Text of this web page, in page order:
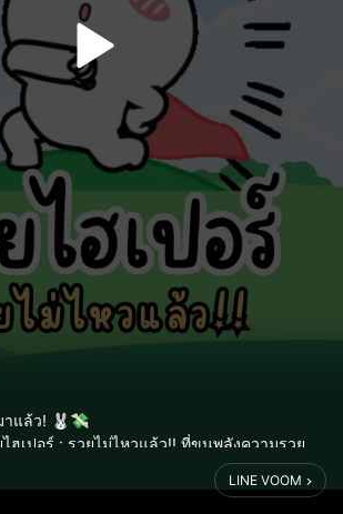
าแล้ว! 🐰💸
ฮเปอร์ : รวยไม่ไหวแล้ว!! ที่ขนพลังความรวย
ความปัง หรือแซวเพื่อนเรื่องเงิน ๆ ทอง ๆ
LINE VOOM